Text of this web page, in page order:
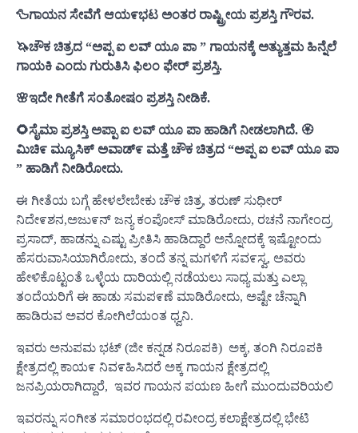
🦆ಗಾಯನ ಸೇವೆಗೆ ಆಯ೯ಭಟ ಅಂತರ ರಾಷ್ಟ್ರೀಯ ಪ್ರಶಸ್ತಿ ಗೌರವ.
🦄ಚೌಕ ಚಿತ್ರದ “ಅಪ್ಪ ಐ ಲವ್ ಯೂ ಪಾ ” ಗಾಯನಕ್ಕೆ ಅತ್ಯುತ್ತಮ ಹಿನ್ನೆಲೆ
ಗಾಯಕಿ ಎಂದು ಗುರುತಿಸಿ ಫಿಲಂ ಫೇರ್ ಪ್ರಶಸ್ತಿ.
🌸ಇದೇ ಗೀತೆಗೆ ಸಂತೋಷಂ ಪ್ರಶಸ್ತಿ ನೀಡಿಕೆ.
🌻ಸೈಮಾ ಪ್ರಶಸ್ತಿ ಅಪ್ಪಾ ಐ ಲವ್ ಯೂ ಪಾ ಹಾಡಿಗೆ ನೀಡಲಾಗಿದೆ. 🏵
ಮಿಚಿ೯ ಮ್ಯೂಸಿಕ್ ಅವಾಡ್೯ ಮತ್ತೆ ಚೌಕ ಚಿತ್ರದ “ಅಪ್ಪ ಐ ಲವ್ ಯೂ ಪಾ
” ಹಾಡಿಗೆ ನೀಡಿರೋದು.
ಈ ಗೀತೆಯ ಬಗ್ಗೆ ಹೇಳಲೇಬೇಕು ಚೌಕ ಚಿತ್ರ, ತರುಣ್ ಸುಧೀರ್
ನಿದೇ೯ಶನ,ಅಜು೯ನ್ ಜನ್ಯ ಕಂಪೋಸ್ ಮಾಡಿರೋದು, ರಚನೆ ನಾಗೇಂದ್ರ
ಪ್ರಸಾದ್, ಹಾಡನ್ನು ಎಷ್ಟು ಪ್ರೀತಿಸಿ ಹಾಡಿದ್ದಾರೆ ಅನ್ನೋದಕ್ಕೆ ಇಷ್ಟೋಂದು
ಹೆಸರುವಾಸಿಯಾಗಿರೋದು, ತಂದೆ ತನ್ನ ಮಗಳಿಗೆ ಸವ೯ಸ್ವ, ಅವರು
ಹೇಳಿಕೊಟ್ಟಂತೆ ಒಳ್ಳೆಯ ದಾರಿಯಲ್ಲಿ ನಡೆಯಲು ಸಾಧ್ಯ ಮತ್ತು ಎಲ್ಲಾ
ತಂದೆಯರಿಗೆ ಈ ಹಾಡು ಸಮಪ೯ಣೆ ಮಾಡಿರೋದು, ಅಷ್ಟೇ ಚೆನ್ನಾಗಿ
ಹಾಡಿರುವ ಅವರ ಕೋಗಿಲೆಯಂತ ಧ್ವನಿ.
ಇವರು ಅನುಪಮ ಭಟ್ (ಜೀ ಕನ್ನಡ ನಿರೂಪಕಿ) ಅಕ್ಕ, ತಂಗಿ ನಿರೂಪಕಿ
ಕ್ಷೇತ್ರದಲ್ಲಿ ಕಾಯ೯ ನಿವ೯ಹಿಸಿದರೆ ಅಕ್ಕ ಗಾಯನ ಕ್ಷೇತ್ರದಲ್ಲಿ
ಜನಪ್ರಿಯರಾಗಿದ್ದಾರೆ, ಇವರ ಗಾಯನ ಪಯಣ ಹೀಗೆ ಮುಂದುವರಿಯಲಿ
ಇವರನ್ನು ಸಂಗೀತ ಸಮಾರಂಭದಲ್ಲಿ ರವೀಂದ್ರ ಕಲಾಕ್ಷೇತ್ರದಲ್ಲಿ ಭೇಟಿ